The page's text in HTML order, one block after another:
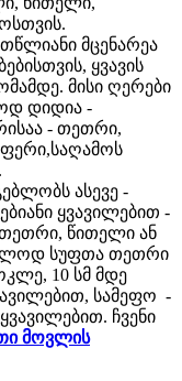
მცენარეა
ყვავის
მისი ღერები
დიდია -
- თეთრი,
ასევე -
ყვავილებით -
თეთრი, წითელი ან
სუფთა თეთრი
10 სმ მდე
სამეფო -
ჩვენი
მოვლის